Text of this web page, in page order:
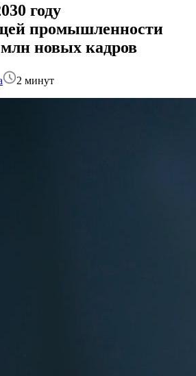
году
промышленности
млн новых кадров
2 минут